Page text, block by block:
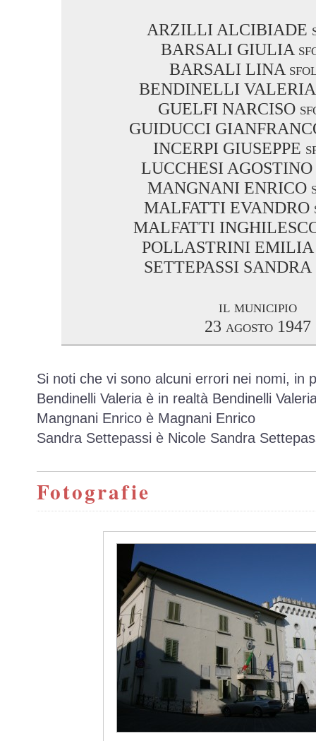
ARZILLI ALCIBIADE
BARSALI GIULIA
BARSALI LINA
BENDINELLI
GUELFI NARCISO
GUIDUCCI
INCERPI GIUSEPPE
LUCCHESI
MANGNANI ENRICO
MALFATTI
MALFATTI
POLLASTRINI
SETTEPASSI
il municipio
23 agosto 1947
Si noti che vi sono alcuni errori nei nomi, in
Bendinelli Valeria è in realtà Bendinelli
Mangnani Enrico è Magnani Enrico
Sandra Settepassi è Nicole Sandra
Fotografie